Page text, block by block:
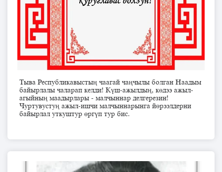
Тыва Республикавыстың чаагай чаңчылы болган Наадым
байырлалы чаларап келди! Күш-ажылдың, көдээ ажыл-
агыйның маадырлары - малчыннар делгерезин!
Чуртувустуң ажыл-ишчи малчыннарынга йөрээлдерни
байырлал уткуштур өргүп тур бис.